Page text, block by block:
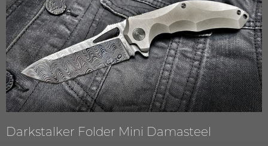
Darkstalker Folder Mini Damasteel